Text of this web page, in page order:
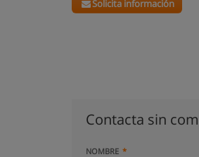
Solicita información
Contacta sin
NOMBRE